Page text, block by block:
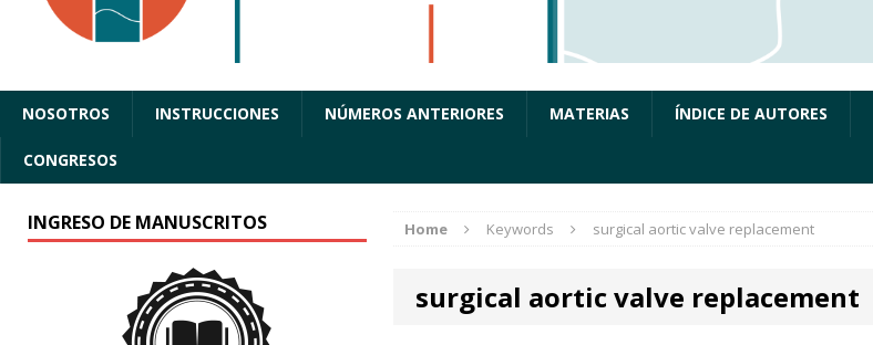
NOSOTROS INSTRUCCIONES NÚMEROS ANTERIORES MATERIAS ÍNDICE DE AUTORES
CONGRESOS
Home Keywords surgical aortic valve replacement
surgical aortic valve replacement
INGRESO DE MANUSCRITOS